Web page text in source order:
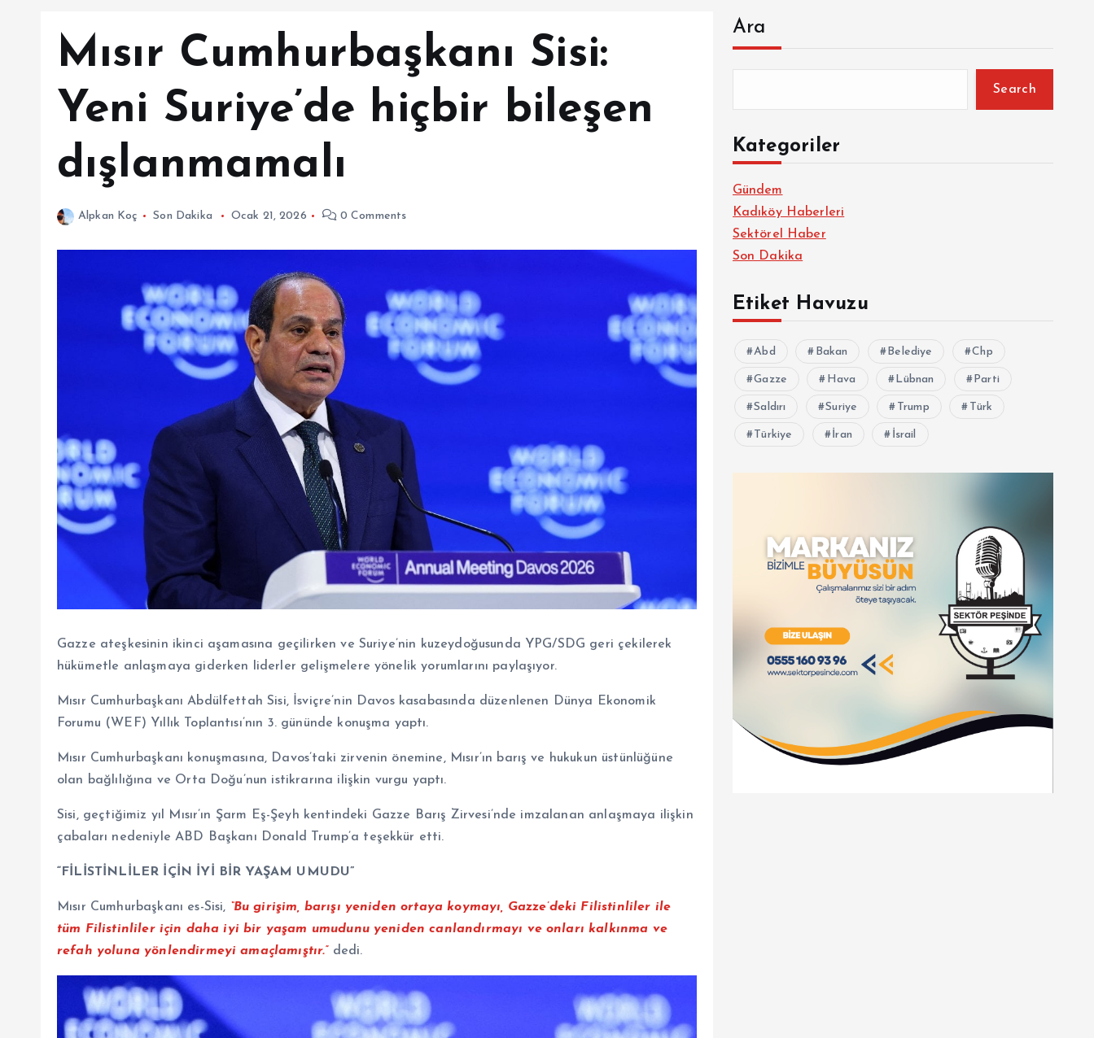
Mısır Cumhurbaşkanı Sisi:
Yeni Suriye’de hiçbir bileşen
dışlanmamalı
Alpkan Koç Son Dakika Ocak 21, 2026 0 Comments
Gazze ateşkesinin ikinci aşamasına geçilirken ve Suriye’nin kuzeydoğusunda YPG/SDG geri çekilerek
hükümetle anlaşmaya giderken liderler gelişmelere yönelik yorumlarını paylaşıyor.
Mısır Cumhurbaşkanı Abdülfettah Sisi, İsviçre’nin Davos kasabasında düzenlenen Dünya Ekonomik
Forumu (WEF) Yıllık Toplantısı’nın 3. gününde konuşma yaptı.
Mısır Cumhurbaşkanı konuşmasına, Davos’taki zirvenin önemine, Mısır’ın barış ve hukukun üstünlüğüne
olan bağlılığına ve Orta Doğu’nun istikrarına ilişkin vurgu yaptı.
Sisi, geçtiğimiz yıl Mısır’ın Şarm Eş-Şeyh kentindeki Gazze Barış Zirvesi’nde imzalanan anlaşmaya ilişkin
çabaları nedeniyle ABD Başkanı Donald Trump’a teşekkür etti.
“FİLİSTİNLİLER İÇİN İYİ BİR YAŞAM UMUDU”
Mısır Cumhurbaşkanı es-Sisi, “Bu girişim, barışı yeniden ortaya koymayı, Gazze’deki Filistinliler ile
tüm Filistinliler için daha iyi bir yaşam umudunu yeniden canlandırmayı ve onları kalkınma ve
refah yoluna yönlendirmeyi amaçlamıştır.”dedi.
Ara
Search
Kategoriler
Gündem
Kadıköy Haberleri
Sektörel Haber
Son Dakika
Etiket Havuzu
Abd Bakan Belediye Chp
Gazze Hava Lübnan Parti
Saldırı Suriye Trump Türk
Türkiye İran İsrail